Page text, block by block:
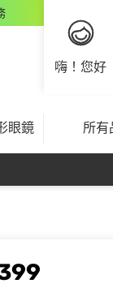
嗨！您好
眼鏡 所有